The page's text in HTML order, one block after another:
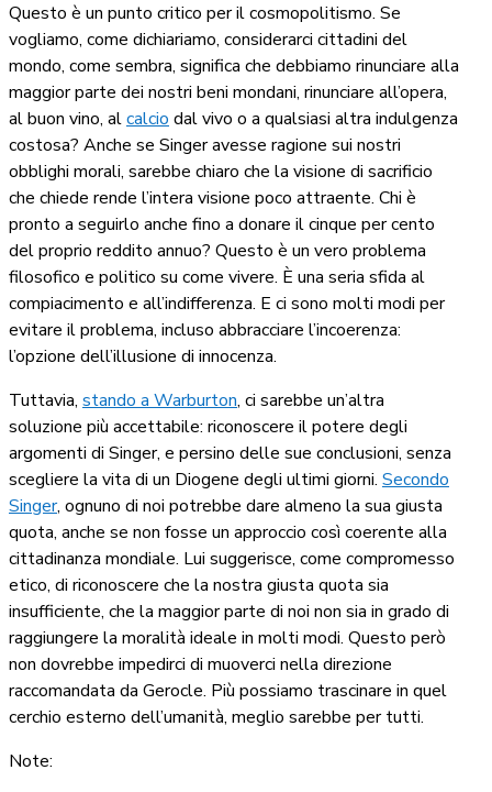
Questo è un punto critico per il cosmopolitismo. Se
vogliamo, come dichiariamo, considerarci cittadini del
mondo, come sembra, significa che debbiamo rinunciare alla
maggior parte dei nostri beni mondani, rinunciare all’opera,
al buon vino, alcalcio dal vivo o a qualsiasi altra indulgenza
costosa? Anche se Singer avesse ragione sui nostri
obblighi morali, sarebbe chiaro che la visione di sacrificio
che chiede rende l’intera visione poco attraente. Chi è
pronto a seguirlo anche fino a donare il cinque per cento
del proprio reddito annuo? Questo è un vero problema
filosofico e politico su come vivere. È una seria sfida al
compiacimento e all’indifferenza. E ci sono molti modi per
evitare il problema, incluso abbracciare l’incoerenza:
l’opzione dell’illusione di innocenza.
Tuttavia, stando a Warburton, ci sarebbe un’altra
soluzione più accettabile: riconoscere il potere degli
argomenti di Singer, e persino delle sue conclusioni, senza
scegliere la vita di un Diogene degli ultimi giorni. Secondo
Singer, ognuno di noi potrebbe dare almeno la sua giusta
quota, anche se non fosse un approccio così coerente alla
cittadinanza mondiale. Lui suggerisce, come compromesso
etico, di riconoscere che la nostra giusta quota sia
insufficiente, che la maggior parte di noi non sia in grado di
raggiungere la moralità ideale in molti modi. Questo però
non dovrebbe impedirci di muoverci nella direzione
raccomandata da Gerocle. Più possiamo trascinare in quel
cerchio esterno dell’umanità, meglio sarebbe per tutti.
Note: